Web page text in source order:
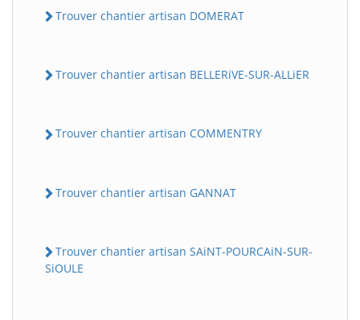
Trouver chantier artisan DOMERAT
Trouver chantier artisan BELLERiVE-SUR-ALLiER
Trouver chantier artisan COMMENTRY
Trouver chantier artisan GANNAT
Trouver chantier artisan SAiNT-POURCAiN-SUR-
SiOULE